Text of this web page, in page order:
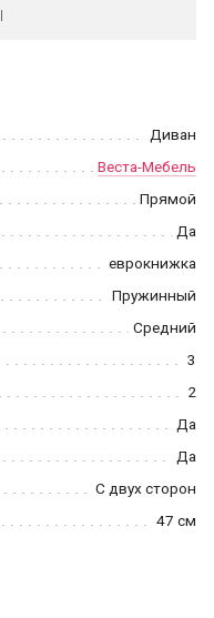
Диван
Веста-Мебель
Прямой
Да
еврокнижка
Пружинный
Средний
3
2
Да
Да
С двух сторон
47 см